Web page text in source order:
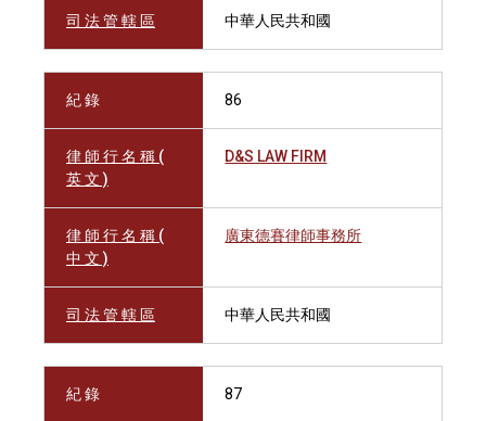
司 法 管 轄 區 中華人民共和國
紀 錄 86
律 師 行 名 稱 (
英 文 )
D&S LAW FIRM
律 師 行 名 稱 (
中 文 )
廣東德賽律師事務所
司 法 管 轄 區 中華人民共和國
紀 錄 87